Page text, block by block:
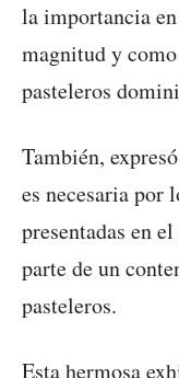
la importancia
magnitud y
pasteleros
También,
es necesaria por
presentadas en
parte de un
pasteleros.
Esta hermosa